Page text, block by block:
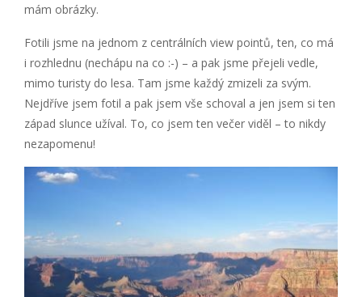
mám obrázky.
Fotili jsme na jednom z centrálních view pointů, ten, co má
i rozhlednu (nechápu na co :-) – a pak jsme přejeli vedle,
mimo turisty do lesa. Tam jsme každý zmizeli za svým.
Nejdříve jsem fotil a pak jsem vše schoval a jen jsem si ten
západ slunce užíval. To, co jsem ten večer viděl – to nikdy
nezapomenu!